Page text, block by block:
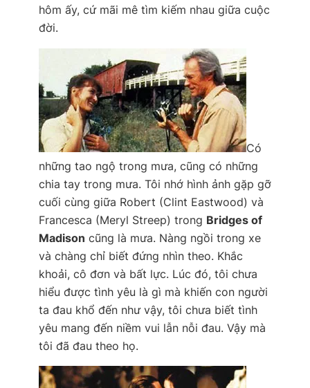
hôm ấy, cứ mãi mê tìm kiếm nhau giữa cuộc
đời.
Có
những tao ngộ trong mưa, cũng có những
chia tay trong mưa. Tôi nhớ hình ảnh gặp gỡ
cuối cùng giữa Robert (Clint Eastwood) và
Francesca (Meryl Streep) trong Bridges of
Madison cũng là mưa. Nàng ngồi trong xe
và chàng chỉ biết đứng nhìn theo. Khắc
khoải, cô đơn và bất lực. Lúc đó, tôi chưa
hiểu được tình yêu là gì mà khiến con người
ta đau khổ đến như vậy, tôi chưa biết tình
yêu mang đến niềm vui lẫn nỗi đau. Vậy mà
tôi đã đau theo họ.